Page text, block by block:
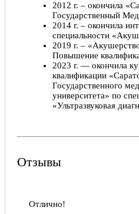
2012 г. – окончила
Государственный
2014 г. – окончила
специальности
2019 г. –
Повышение
2023 г. — окончила
квалификации
Государственного
университета» по
«Ультразвуковая
Отзывы
Отлично!